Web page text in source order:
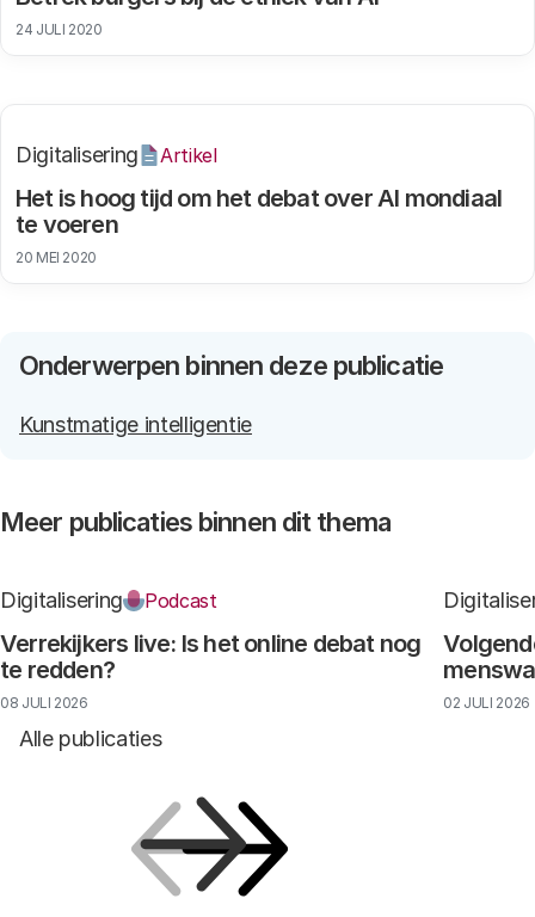
24 JULI 2020
Het is hoog tijd om het debat over AI mondiaal
te voeren
Digitalisering Artikel
20 MEI 2020
Onderwerpen binnen deze publicatie
Kunstmatige intelligentie
Meer publicaties binnen dit thema
Alle publicaties
Verrekijkers live: Is het online debat nog
te redden?
Digitalisering Podcast
08 JULI 2026 02 JULI 2026